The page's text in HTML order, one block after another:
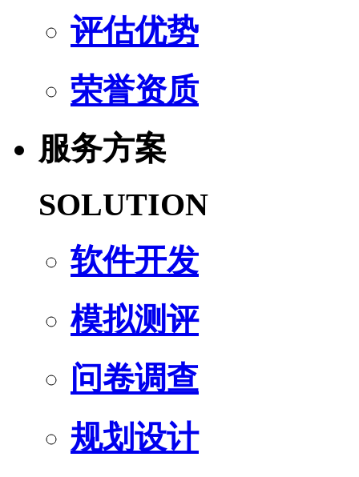
评估优势
荣誉资质
服务方案
SOLUTION
软件开发
模拟测评
问卷调查
规划设计